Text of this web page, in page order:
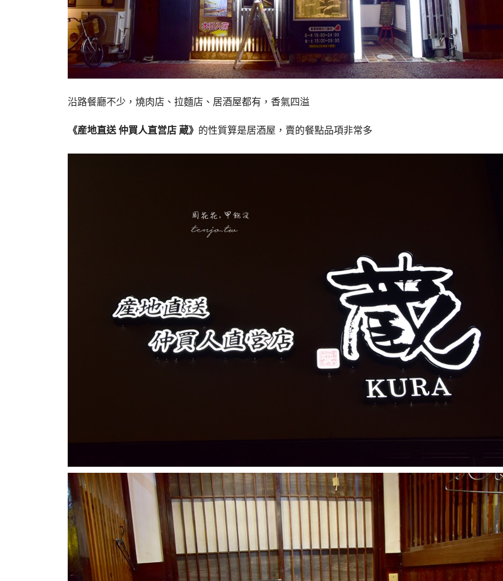
沿路餐廳不少，燒肉店、拉麵店、居酒屋都有，香氣四溢
《産地直送 仲買人直営店 蔵》 的性質算是居酒屋，賣的餐點品項非常多